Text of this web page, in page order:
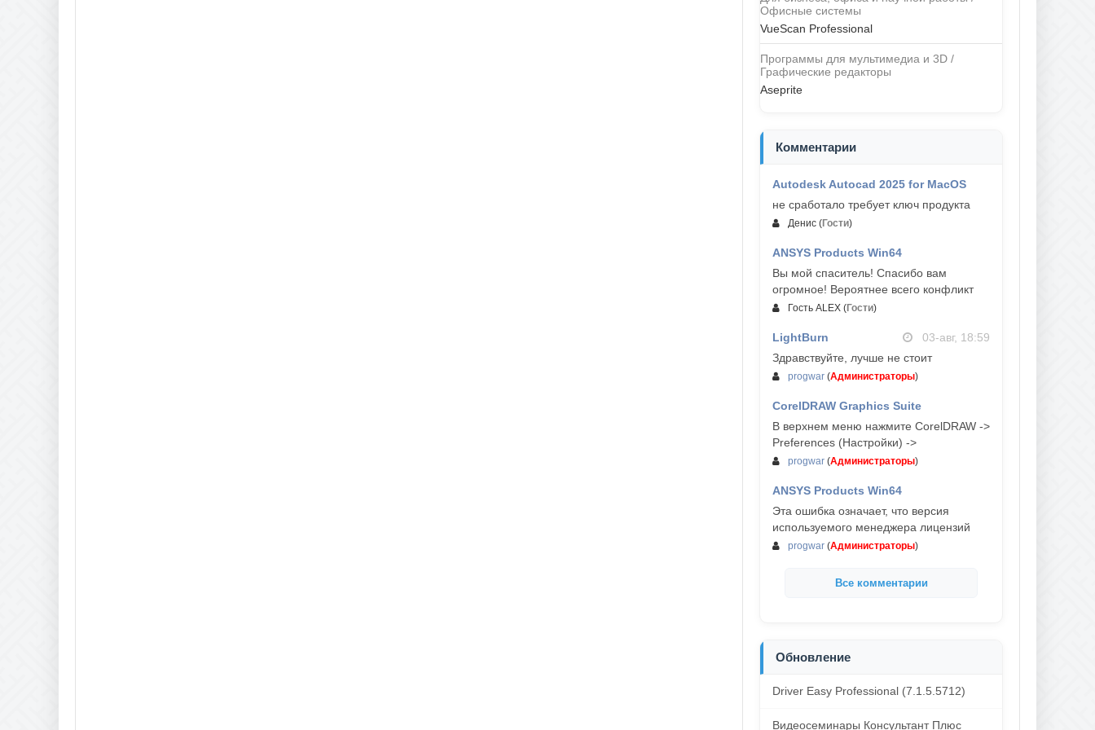
Офисные системы
VueScan Professional
Программы для мультимедиа и 3D /
Графические редакторы
Aseprite
Комментарии
Autodesk Autocad 2025 for MacOS
не сработало требует ключ продукта
Денис (Гости)
ANSYS Products Win64
Вы мой спаситель! Спасибо вам
огромное! Вероятнее всего конфликт
Гость ALEX (Гости)
LightBurn
03-авг, 18:59
Здравствуйте, лучше не стоит
progwar (Администраторы)
CorelDRAW Graphics Suite
03-авг, 18:58
В верхнем меню нажмите CorelDRAW ->
Preferences (Настройки) ->
progwar (Администраторы)
ANSYS Products Win64
Эта ошибка означает, что версия
используемого менеджера лицензий
progwar (Администраторы)
Все комментарии
Обновление
Driver Easy Professional (7.1.5.5712)
Видеосеминары Консультант Плюс